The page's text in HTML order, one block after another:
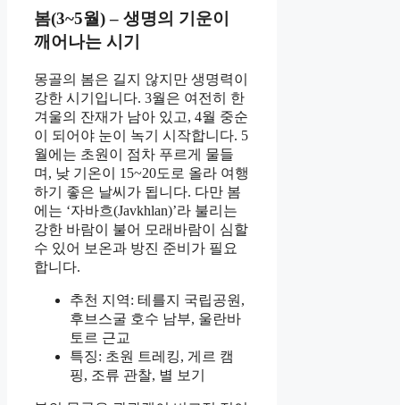
봄(3~5월) – 생명의 기운이
깨어나는 시기
몽골의 봄은 길지 않지만 생명력이
강한 시기입니다. 3월은 여전히 한
겨울의 잔재가 남아 있고, 4월 중순
이 되어야 눈이 녹기 시작합니다. 5
월에는 초원이 점차 푸르게 물들
며, 낮 기온이 15~20도로 올라 여행
하기 좋은 날씨가 됩니다. 다만 봄
에는 ‘자바흐(Javkhlan)’라 불리는
강한 바람이 불어 모래바람이 심할
수 있어 보온과 방진 준비가 필요
합니다.
추천 지역: 테를지 국립공원,
후브스굴 호수 남부, 울란바
토르 근교
특징: 초원 트레킹, 게르 캠
핑, 조류 관찰, 별 보기